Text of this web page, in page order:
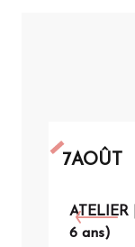
7AOÛT
ATELIER
6 ans)